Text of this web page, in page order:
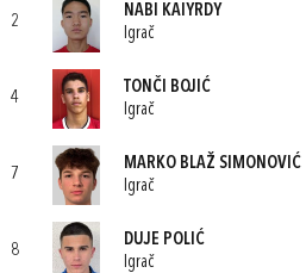
2
NABI KAIYRDY
Igrač
4
TONČI BOJIĆ
Igrač
7
MARKO BLAŽ SIMONOVIĆ
Igrač
8
DUJE POLIĆ
Igrač